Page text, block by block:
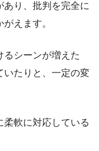
あり、批判を完全に
えます。
るシーンが増えた
いたりと、一定の変
軟に対応している